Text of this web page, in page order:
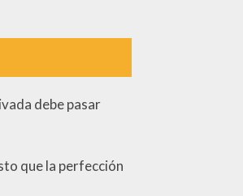
debe pasar
que la perfección